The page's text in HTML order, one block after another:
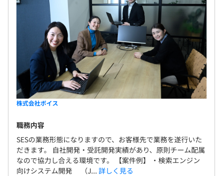
株式会社ボイス
職務内容
SESの業務形態になりますので、お客様先で業務を遂行いた
だきます。 自社開発・受託開発実績があり、原則チーム配属
なので協力し合える環境です。 【案件例】 ・検索エンジン
向けシステム開発 （J... 詳しく見る